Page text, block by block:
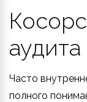
аудита
Часто
полного